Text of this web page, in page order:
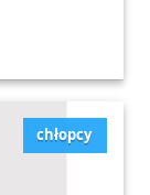
chłopcy